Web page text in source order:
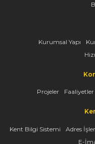
Kurumsal Yapı
Projeler Faaliyetler
Kent Bilgi Sistemi Adres
E-